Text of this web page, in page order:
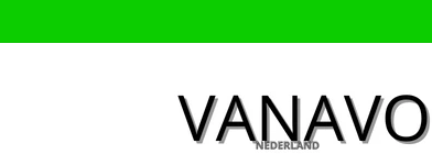
content